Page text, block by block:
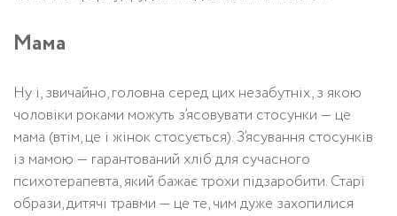
Мама
Ну і, звичайно, головна серед цих незабутніх, з якою
чоловіки роками можуть з’ясовувати стосунки — це
мама (втім, це і жінок стосується). З’ясування стосунків
із мамою — гарантований хліб для сучасного
психотерапевта, який бажає трохи підзаробити. Старі
образи, дитячі травми — це те, чим дуже захопилися